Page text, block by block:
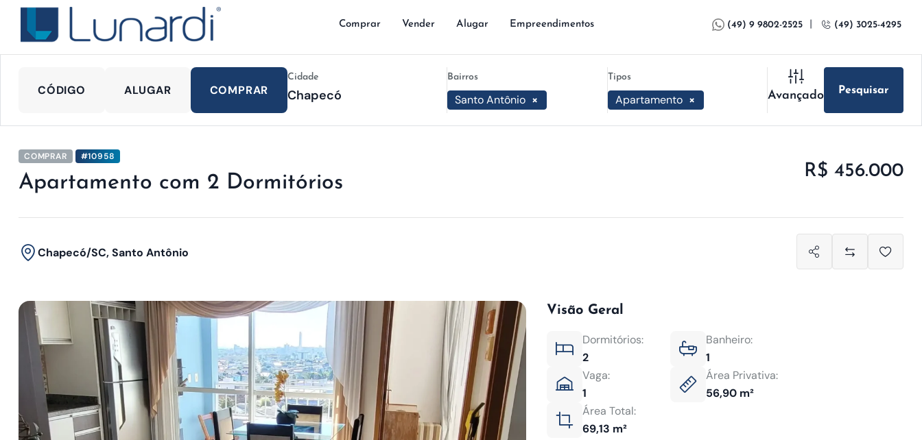
Comprar Vender Alugar Empreendimentos (49) 9 9802-2525 | (49) 3025-4295
CÓDIGO ALUGAR COMPRAR
Cidade Bairros
×
Santo Antônio
Tipos
×
Apartamento Avançado Pesquisar
COMPRAR #10958
Apartamento com 2 Dormitórios
R$ 456.000
Chapecó/SC, Santo Antônio
Visão Geral
Dormitórios:
2
Banheiro:
1
Vaga:
1
Área Privativa:
56,90 m²
Área Total:
69,13 m²